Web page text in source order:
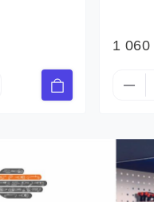
1 060